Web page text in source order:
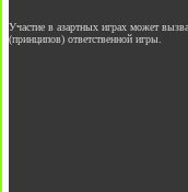
Участие в азартных играх может
(принципов) ответственной игры.